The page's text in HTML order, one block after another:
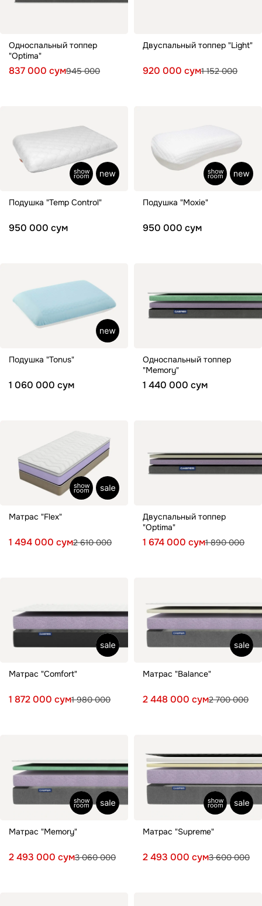
Односпальный топпер
"Optima"
837 000 сум945 000
Двуспальный топпер "Light"
920 000 сум1 152 000
Подушка "Temp Control"
950 000 сум
Подушка "Moxie"
950 000 сум
Подушка "Tonus"
1 060 000 сум
Односпальный топпер
"Memory"
1 440 000 сум
Матрас "Flex"
1 494 000 сум2 610 000
Двуспальный топпер
"Optima"
1 674 000 сум1 890 000
Матрас "Comfort"
1 872 000 сум1 980 000
Матрас "Balance"
2 448 000 сум2 700 000
Матрас "Memory"
2 493 000 сум3 060 000
Матрас "Supreme"
2 493 000 сум3 600 000
Комоды
Прикроватные тумбы
Товары для сна
Топперы